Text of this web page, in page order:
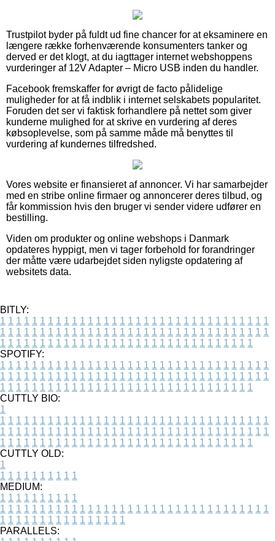
Trustpilot byder på fuldt ud fine chancer for at eksaminere en
længere række forhenværende konsumenters tanker og
derved er det klogt, at du iagttager internet webshoppens
vurderinger af 12V Adapter – Micro USB inden du handler.
Facebook fremskaffer for øvrigt de facto pålidelige
muligheder for at få indblik i internet selskabets popularitet.
Foruden det ser vi faktisk forhandlere på nettet som giver
kunderne mulighed for at skrive en vurdering af deres
købsoplevelse, som på samme måde må benyttes til
vurdering af kundernes tilfredshed.
Vores website er finansieret af annoncer. Vi har samarbejder
med en stribe online firmaer og annoncerer deres tilbud, og
får kommission hvis den bruger vi sender videre udfører en
bestilling.
Viden om produkter og online webshops i Danmark
opdateres hyppigt, men vi tager forbehold for forandringer
der måtte være udarbejdet siden nyligste opdatering af
websitets data.
BITLY:
1 1 1 1 1 1 1 1 1 1 1 1 1 1 1 1 1 1 1 1 1 1 1 1 1 1 1 1 1 1 1 1 1 1
1 1 1 1 1 1 1 1 1 1 1 1 1 1 1 1 1 1 1 1 1 1 1 1 1 1 1 1 1 1 1 1 1 1
1 1 1 1 1 1 1 1 1 1 1 1 1 1 1 1 1 1 1 1 1 1 1 1 1 1 1 1 1 1 1 1
SPOTIFY:
1 1 1 1 1 1 1 1 1 1 1 1 1 1 1 1 1 1 1 1 1 1 1 1 1 1 1 1 1 1 1 1 1 1
1 1 1 1 1 1 1 1 1 1 1 1 1 1 1 1 1 1 1 1 1 1 1 1 1 1 1 1 1 1 1 1 1 1
1 1 1 1 1 1 1 1 1 1 1 1 1 1 1 1 1 1 1 1 1 1 1 1 1 1 1 1 1 1 1 1
CUTTLY BIO:
1
1 1 1 1 1 1 1 1 1 1 1 1 1 1 1 1 1 1 1 1 1 1 1 1 1 1 1 1 1 1 1 1 1 1
1 1 1 1 1 1 1 1 1 1 1 1 1 1 1 1 1 1 1 1 1 1 1 1 1 1 1 1 1 1 1 1 1 1
1 1 1 1 1 1 1 1 1 1 1 1 1 1 1 1 1 1 1 1 1 1 1 1 1 1 1 1 1 1 1 1
CUTTLY OLD:
1
1 1 1 1 1 1 1 1 1 1
MEDIUM:
1 1 1 1 1 1 1 1 1 1
1 1 1 1 1 1 1 1 1 1 1 1 1 1 1 1 1 1 1 1 1 1 1 1 1 1 1 1 1 1 1 1 1 1
1 1 1 1 1 1 1 1 1 1 1 1 1 1 1 1
PARALLELS: